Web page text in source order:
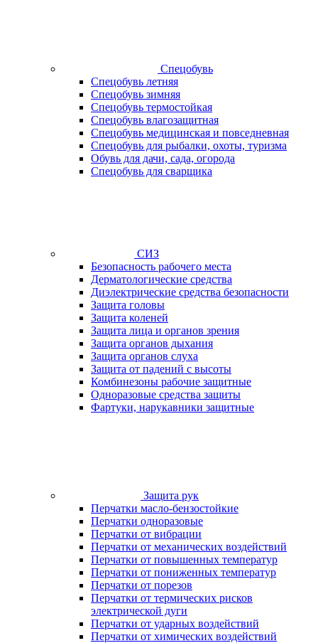
Спецобувь
Спецобувь летняя
Спецобувь зимняя
Спецобувь термостойкая
Спецобувь влагозащитная
Спецобувь медицинская и повседневная
Спецобувь для рыбалки, охоты, туризма
Обувь для дачи, сада, огорода
Спецобувь для сварщика
СИЗ
Безопасность рабочего места
Дерматологические средства
Диэлектрические средства безопасности
Защита головы
Защита коленей
Защита лица и органов зрения
Защита органов дыхания
Защита органов слуха
Защита от падений с высоты
Комбинезоны рабочие защитные
Одноразовые средства защиты
Фартуки, нарукавники защитные
Защита рук
Перчатки масло-бензостойкие
Перчатки одноразовые
Перчатки от вибрации
Перчатки от механических воздействий
Перчатки от повышенных температур
Перчатки от пониженных температур
Перчатки от порезов
Перчатки от термических рисков
электрической дуги
Перчатки от ударных воздействий
Перчатки от химических воздействий